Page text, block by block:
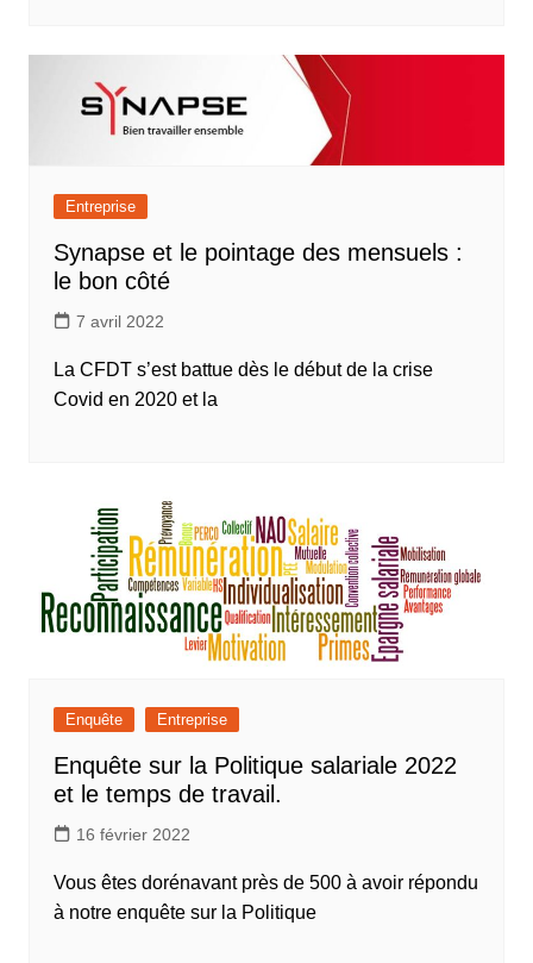
Entreprise
Synapse et le pointage des mensuels :
le bon côté
7 avril 2022
La CFDT s’est battue dès le début de la crise
Covid en 2020 et la
Enquête Entreprise
Enquête sur la Politique salariale 2022
et le temps de travail.
16 février 2022
Vous êtes dorénavant près de 500 à avoir répondu
à notre enquête sur la Politique